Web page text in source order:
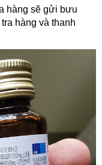
hàng sẽ gửi bưu
hàng và thanh